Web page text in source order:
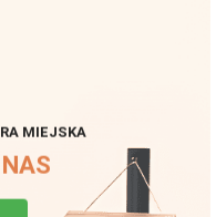
MIEJSKA